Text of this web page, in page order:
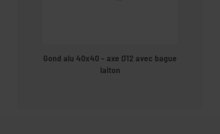
Gond alu 40x40 - axe Ø12 avec bague
laiton